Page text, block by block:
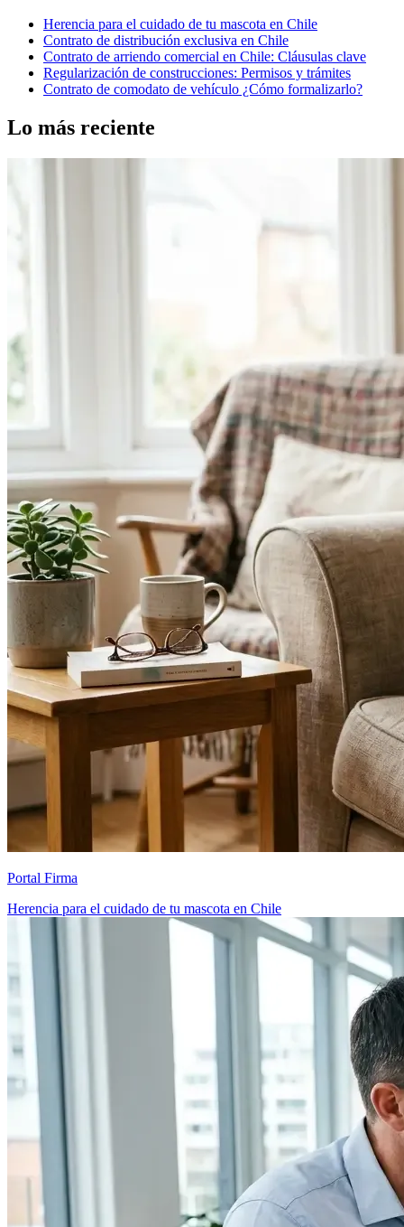
Herencia para el cuidado de tu mascota en Chile
Contrato de distribución exclusiva en Chile
Contrato de arriendo comercial en Chile: Cláusulas clave
Regularización de construcciones: Permisos y trámites
Contrato de comodato de vehículo ¿Cómo formalizarlo?
Lo más reciente
Portal Firma
Herencia para el cuidado de tu mascota en Chile